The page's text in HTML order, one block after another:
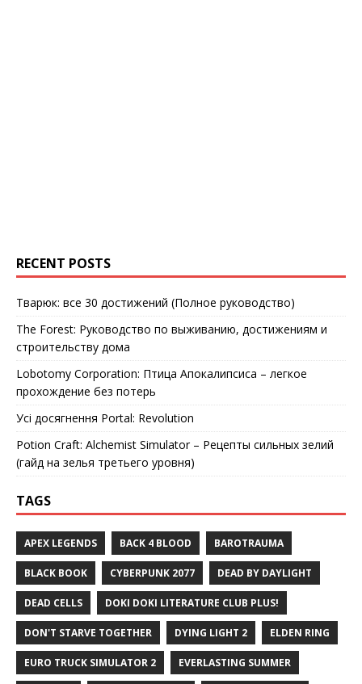
RECENT POSTS
Тварюк: все 30 достижений (Полное руководство)
The Forest: Руководство по выживанию, достижениям и
строительству дома
Lobotomy Corporation: Птица Апокалипсиса – легкое
прохождение без потерь
Усі досягнення Portal: Revolution
Potion Craft: Alchemist Simulator – Рецепты сильных зелий
(гайд на зелья третьего уровня)
TAGS
APEX LEGENDS BACK 4 BLOOD BAROTRAUMA
BLACK BOOK CYBERPUNK 2077 DEAD BY DAYLIGHT
DEAD CELLS DOKI DOKI LITERATURE CLUB PLUS!
DON'T STARVE TOGETHER DYING LIGHT 2 ELDEN RING
EURO TRUCK SIMULATOR 2 EVERLASTING SUMMER